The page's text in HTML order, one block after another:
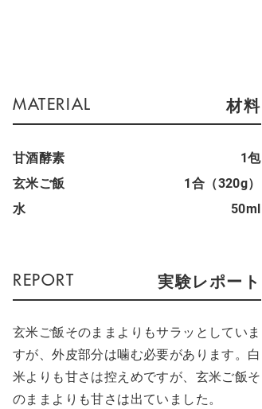
材料
甘酒酵素
1包
玄米ご飯
1合（320g）
水
50ml
実験レポート
玄米ご飯そのままよりもサラッとしていま
すが、外皮部分は噛む必要があります。白
米よりも甘さは控えめですが、玄米ご飯そ
のままよりも甘さは出ていました。